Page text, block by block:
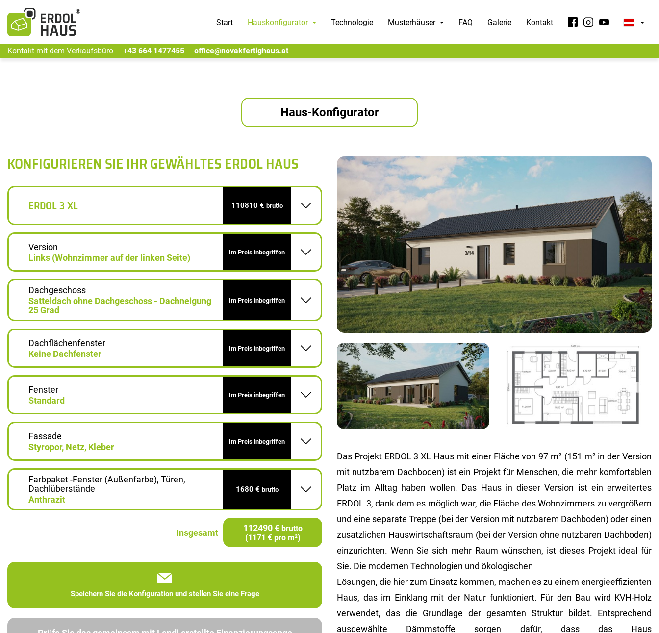
Start Hauskonfigurator Technologie Musterhäuser FAQ Galerie Kontakt
Kontakt mit dem Verkaufsbüro +43 664 1477455 office@novakfertighaus.at
Haus-Konfigurator
Das Projekt ERDOL 3 XL Haus mit einer Fläche von 97 m² (151 m² in der Version
mit nutzbarem Dachboden) ist ein Projekt für Menschen, die mehr komfortablen
Platz im Alltag haben wollen. Das Haus in dieser Version ist ein erweitertes
ERDOL 3, dank dem es möglich war, die Fläche des Wohnzimmers zu vergrößern
und eine separate Treppe (bei der Version mit nutzbarem Dachboden) oder einen
zusätzlichen Hauswirtschaftsraum (bei der Version ohne nutzbaren Dachboden)
einzurichten. Wenn Sie sich mehr Raum wünschen, ist dieses Projekt ideal für
Sie. Die modernen Technologien und ökologischen
Lösungen, die hier zum Einsatz kommen, machen es zu einem energieeffizienten
Haus, das im Einklang mit der Natur funktioniert. Für den Bau wird KVH-Holz
verwendet, das die Grundlage der gesamten Struktur bildet. Entsprechend
ausgewählte Dämmstoffe sorgen dafür, dass das Haus
KONFIGURIEREN SIE IHR GEWÄHLTES ERDOL HAUS
ERDOL 3 XL 110810 € brutto
Version
Links (Wohnzimmer auf der linken Seite)
Im Preis inbegriffen
Dachgeschoss
Satteldach ohne Dachgeschoss - Dachneigung
25 Grad
Im Preis inbegriffen
Dachflächenfenster
Keine Dachfenster
Im Preis inbegriffen
Fenster
Standard
Im Preis inbegriffen
Fassade
Styropor, Netz, Kleber
Im Preis inbegriffen
Farbpaket -Fenster (Außenfarbe), Türen,
Dachlüberstände
Anthrazit
1680 € brutto
Insgesamt 112490 € brutto
(1171 € pro m²)
Speichern Sie die Konfiguration und stellen Sie eine Frage